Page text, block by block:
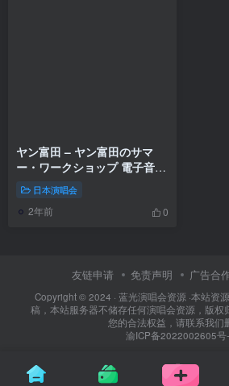
ヤン富田 – ヤン富田のサマ
ー・ワークショップ 電子音楽
篇 2008 [2DVD ISO 8.02GB]
日本演唱会
2年前 0
友链申请 免责声明 广告合
Copyright © 2024 · 蓝光演唱会资源 ·本站资
稿，本站服务器不储存任何演唱会资源，版权
您的合法权益，请联系我们
渝ICP备2022002605号